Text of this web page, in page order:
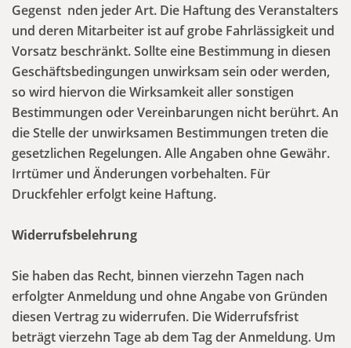
Gegenst nden jeder Art. Die Haftung des Veranstalters
und deren Mitarbeiter ist auf grobe Fahrlässigkeit und
Vorsatz beschränkt. Sollte eine Bestimmung in diesen
Geschäftsbedingungen unwirksam sein oder werden,
so wird hiervon die Wirksamkeit aller sonstigen
Bestimmungen oder Vereinbarungen nicht berührt. An
die Stelle der unwirksamen Bestimmungen treten die
gesetzlichen Regelungen. Alle Angaben ohne Gewähr.
Irrtümer und Änderungen vorbehalten. Für
Druckfehler erfolgt keine Haftung.
Widerrufsbelehrung
Sie haben das Recht, binnen vierzehn Tagen nach
erfolgter Anmeldung und ohne Angabe von Gründen
diesen Vertrag zu widerrufen. Die Widerrufsfrist
beträgt vierzehn Tage ab dem Tag der Anmeldung. Um